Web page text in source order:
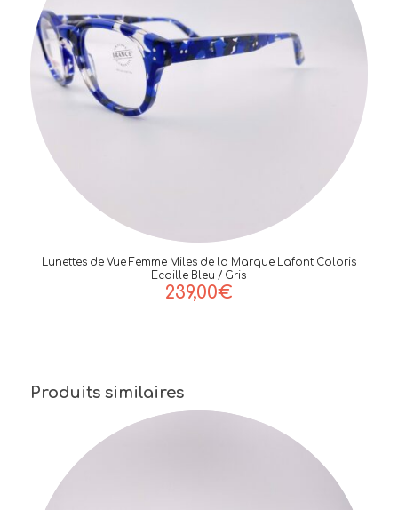
Lunettes de Vue Femme Miles de la Marque Lafont Coloris
Ecaille Bleu / Gris
239,00€
Produits similaires